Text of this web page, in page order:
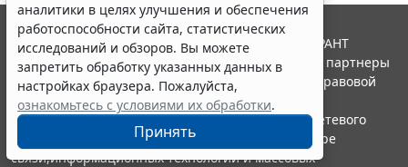
аналитики в целях улучшения и обеспечения
работоспособности сайта, статистических
исследований и обзоров. Вы можете
запретить обработку указанных данных в
настройках браузера. Пожалуйста,
ознакомьтесь с условиями их обработки.
Принять
© ООО "НПП "ГАРАНТ-СЕРВИС", 2026. Система ГАРАНТ
выпускается с 1990 года. Компания "Гарант" и ее партнеры
являются участниками Российской ассоциации правовой
информации ГАРАНТ.
Портал ГАРАНТ.РУ зарегистрирован в качестве сетевого
издания Федеральной службой по надзору в сфере
связи,информационных технологий и массовых